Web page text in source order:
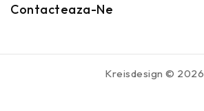
Contacteaza-Ne
Kreisdesign © 2026